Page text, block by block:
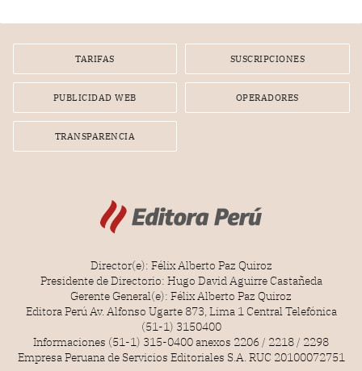
TARIFAS SUSCRIPCIONES
PUBLICIDAD WEB OPERADORES
TRANSPARENCIA
Director(e): Félix Alberto Paz Quiroz
Presidente de Directorio: Hugo David Aguirre Castañeda
Gerente General(e): Félix Alberto Paz Quiroz
Editora Perú Av. Alfonso Ugarte 873, Lima 1 Central Telefónica
(51-1) 3150400
Informaciones (51-1) 315-0400 anexos 2206 / 2218 / 2298
Empresa Peruana de Servicios Editoriales S.A. RUC 20100072751